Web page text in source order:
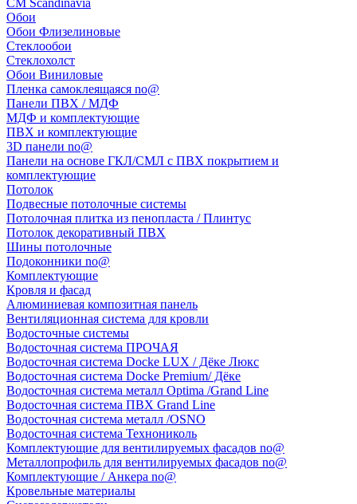
CM Scandinavia
Обои
Обои Флизелиновые
Стеклообои
Стеклохолст
Обои Виниловые
Пленка самоклеящаяся no@
Панели ПВХ / МДФ
МДФ и комплектующие
ПВХ и комплектующие
3D панели no@
Панели на основе ГКЛ/СМЛ с ПВХ покрытием и
комплектующие
Потолок
Подвесные потолочные системы
Потолочная плитка из пенопласта / Плинтус
Потолок декоративный ПВХ
Шины потолочные
Подоконники no@
Комплектующие
Кровля и фасад
Алюминиевая композитная панель
Вентиляционная система для кровли
Водосточные системы
Водосточная система ПРОЧАЯ
Водосточная система Docke LUX / Дёке Люкс
Водосточная система Docke Premium/ Дёке
Водосточная система металл Optima /Grand Line
Водосточная система ПВХ Grand Line
Водосточная система металл /OSNO
Водосточная система Технониколь
Комплектующие для вентилируемых фасадов no@
Металлопрофиль для вентилируемых фасадов no@
Комплектующие / Анкера no@
Кровельные материалы